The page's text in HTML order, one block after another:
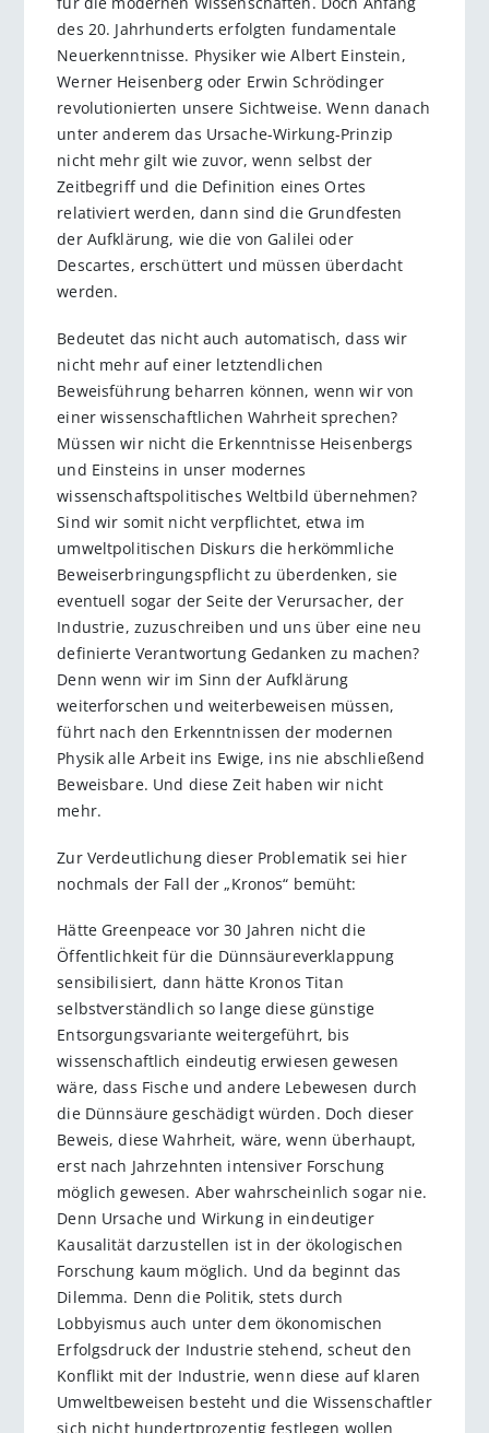
des 20. Jahrhunderts erfolgten fundamentale
Neuerkenntnisse. Physiker wie Albert Einstein,
Werner Heisenberg oder Erwin Schrödinger
revolutionierten unsere Sichtweise. Wenn danach
unter anderem das Ursache-Wirkung-Prinzip
nicht mehr gilt wie zuvor, wenn selbst der
Zeitbegriff und die Definition eines Ortes
relativiert werden, dann sind die Grundfesten
der Aufklärung, wie die von Galilei oder
Descartes, erschüttert und müssen überdacht
werden.
Bedeutet das nicht auch automatisch, dass wir
nicht mehr auf einer letztendlichen
Beweisführung beharren können, wenn wir von
einer wissenschaftlichen Wahrheit sprechen?
Müssen wir nicht die Erkenntnisse Heisenbergs
und Einsteins in unser modernes
wissenschaftspolitisches Weltbild übernehmen?
Sind wir somit nicht verpflichtet, etwa im
umweltpolitischen Diskurs die herkömmliche
Beweiserbringungspflicht zu überdenken, sie
eventuell sogar der Seite der Verursacher, der
Industrie, zuzuschreiben und uns über eine neu
definierte Verantwortung Gedanken zu machen?
Denn wenn wir im Sinn der Aufklärung
weiterforschen und weiterbeweisen müssen,
führt nach den Erkenntnissen der modernen
Physik alle Arbeit ins Ewige, ins nie abschließend
Beweisbare. Und diese Zeit haben wir nicht
mehr.
Zur Verdeutlichung dieser Problematik sei hier
nochmals der Fall der „Kronos“ bemüht:
Hätte Greenpeace vor 30 Jahren nicht die
Öffentlichkeit für die Dünnsäureverklappung
sensibilisiert, dann hätte Kronos Titan
selbstverständlich so lange diese günstige
Entsorgungsvariante weitergeführt, bis
wissenschaftlich eindeutig erwiesen gewesen
wäre, dass Fische und andere Lebewesen durch
die Dünnsäure geschädigt würden. Doch dieser
Beweis, diese Wahrheit, wäre, wenn überhaupt,
erst nach Jahrzehnten intensiver Forschung
möglich gewesen. Aber wahrscheinlich sogar nie.
Denn Ursache und Wirkung in eindeutiger
Kausalität darzustellen ist in der ökologischen
Forschung kaum möglich. Und da beginnt das
Dilemma. Denn die Politik, stets durch
Lobbyismus auch unter dem ökonomischen
Erfolgsdruck der Industrie stehend, scheut den
Konflikt mit der Industrie, wenn diese auf klaren
Umweltbeweisen besteht und die Wissenschaftler
sich nicht hundertprozentig festlegen wollen